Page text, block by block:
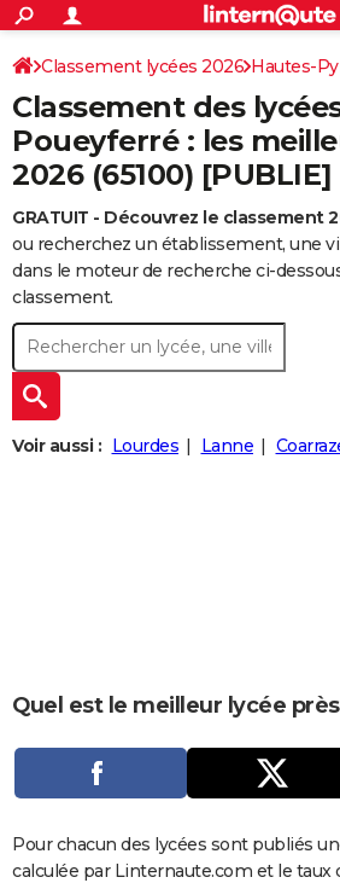
ACTUALITÉS
Politique
Société
Faits Divers
Education
Monde
Villes
+
SPORT
Coupe du monde 2026
Football
Tennis
Cyclisme
Rugby
Forum
Programme TV
TNT
Streaming
Cinéma
Sorties cinéma
Musique
+
FINANCE
Retraite
Impôts
Epargne
Immobilier
Risques naturels par ville
Banque
Assurance
Crédit
AUTO
Essais
Réserver un essai
Citadines
Berlines
SUV
Forum auto
+
HIGH-TECH
BRICOLAGE
Forum
Aménagement intérieur
Extérieur
Cuisine
Salle de bains
Jardinage
Rangement
+WEEK-END
Guides de France
Escapades
Patrimoine
Expositions
Musées
Week-end nature
+
LIFESTYLE
CARTE DE VOEUX
Carte de Noël
Carte Bonne année
Carte Saint-Valentin
Carte Pâques
Carte d'anniversaire
DICTIONNAIRE
COPAINS D'AVANT
S'inscrire
Connexion
Classement lycées 2026 Hautes-
Classement des
Poueyferré : les
2026 (65100) [PUBLIE]
GRATUIT - Découvrez le classement
ou recherchez un établissement, une
dans le moteur de recherche ci-
classement.
Voir aussi : Lourdes Lanne
Quel est le meilleur lycée
Pour chacun des lycées sont publiés
calculée par Linternaute.com et le taux